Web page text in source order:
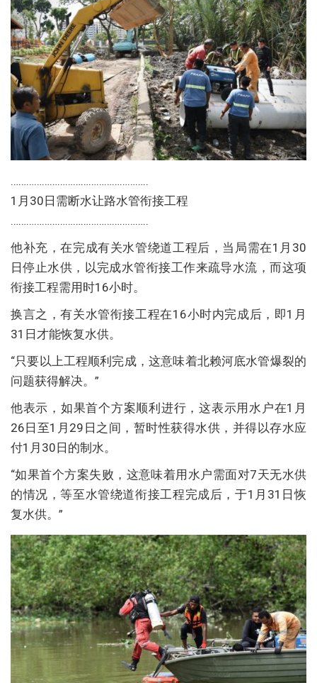
……………………………………………..
1月30日需断水让路水管衔接工程
……………………………………………..
他补充，在完成有关水管绕道工程后，当局需在1月30
日停止水供，以完成水管衔接工作来疏导水流，而这项
衔接工程需用时16小时。
换言之，有关水管衔接工程在16小时内完成后，即1月
31日才能恢复水供。
“只要以上工程顺利完成，这意味着北赖河底水管爆裂的
问题获得解决。”
他表示，如果首个方案顺利进行，这表示用水户在1月
26日至1月29日之间，暂时性获得水供，并得以存水应
付1月30日的制水。
“如果首个方案失败，这意味着用水户需面对7天无水供
的情况，等至水管绕道衔接工程完成后，于1月31日恢
复水供。”